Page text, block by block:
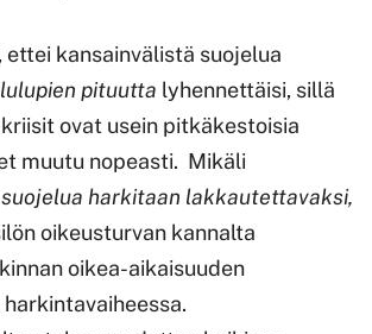
ettei kansainvälistä suojelua
pituutta lyhennettäisi, sillä
ovat usein pitkäkestoisia
muutu nopeasti. Mikäli
harkitaan lakkautettavaksi,
oikeusturvan kannalta
oikea-aikaisuuden